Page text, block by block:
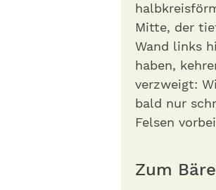
Mitte, der
Wand links
haben,
verzweigt:
bald nur
Felsen
Zum